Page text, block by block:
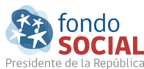
Menú Principal